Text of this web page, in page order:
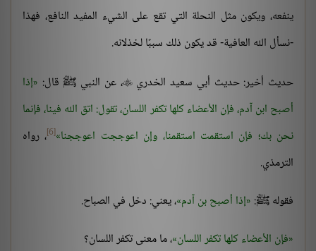
ينفعه، ويكون مثل النحلة التي تقع على الشيء المفيد النافع، فهذا
-نسأل الله العافية- قد يكون ذلك سببًا لخذلانه.
حديث أخير: حديث أبي سعيد الخدري، عن النبي ﷺ قال: إذا
أصبح ابن آدم، فإن الأعضاء كلها تكفر اللسان، تقول: اتق الله فينا، فإنما
نحن بك؛ فإن استقمت استقمنا، وإن اعوججت اعوججنا [6] ، رواه
الترمذي.
فقوله ﷺ: إذا أصبح بن آدم ، يعني: دخل في الصباح.
فإن الأعضاء كلها تكفر اللسان ، ما معنى تكفر اللسان؟